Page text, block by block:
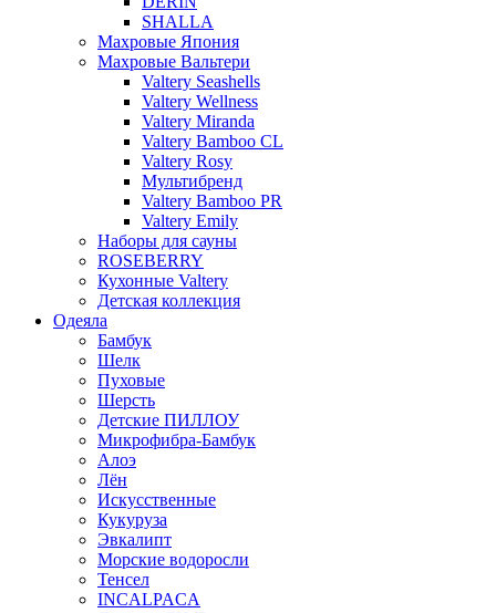
SHALLA
Махровые Япония
Махровые Вальтери
Valtery Seashells
Valtery Wellness
Valtery Miranda
Valtery Bamboo CL
Valtery Rosy
Мультибренд
Valtery Bamboo PR
Valtery Emily
Наборы для сауны
ROSEBERRY
Кухонные Valtery
Детская коллекция
Одеяла
Бамбук
Шелк
Пуховые
Шерсть
Детские ПИЛЛОУ
Микрофибра-Бамбук
Алоэ
Лён
Искусственные
Кукуруза
Эвкалипт
Морские водоросли
Тенсел
INCALPACA